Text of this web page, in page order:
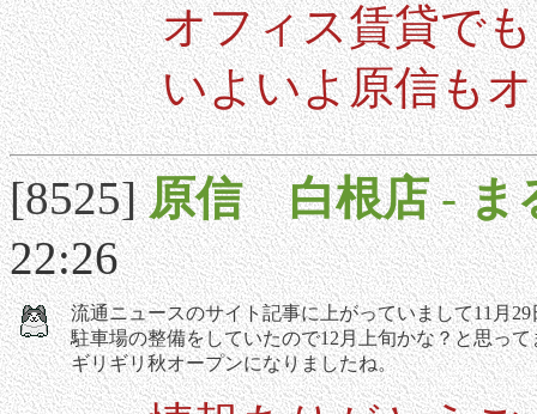
オフィス賃貸で
いよいよ原信も
[8525]原信 白根店-ま
22:26
流通ニュースのサイト記事に上がっていまして11月
駐車場の整備をしていたので12月上旬かな？と思っ
ギリギリ秋オープンになりましたね。